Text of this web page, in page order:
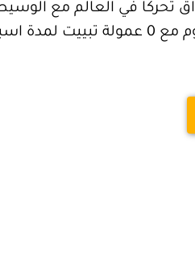
تحركًا في العالم مع الوسيط
مصداقية. ابدأ تداولاتك اليوم مع 0 عمولة